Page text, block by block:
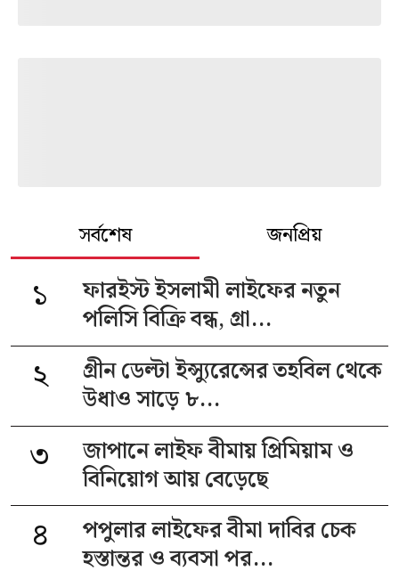
সর্বশেষ জনপ্রিয়
১
ফারইস্ট ইসলামী লাইফের নতুন
পলিসি বিক্রি বন্ধ, গ্রা...
২
গ্রীন ডেল্টা ইন্স্যুরেন্সের তহবিল থেকে
উধাও সাড়ে ৮...
৩
জাপানে লাইফ বীমায় প্রিমিয়াম ও
বিনিয়োগ আয় বেড়েছে
৪
পপুলার লাইফের বীমা দাবির চেক
হস্তান্তর ও ব্যবসা পর...